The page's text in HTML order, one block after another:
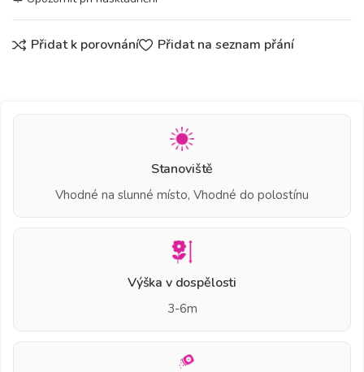
Přidat k porovnání Přidat na seznam přání
Stanoviště
Vhodné na slunné místo, Vhodné do polostínu
Výška v dospělosti
3-6m